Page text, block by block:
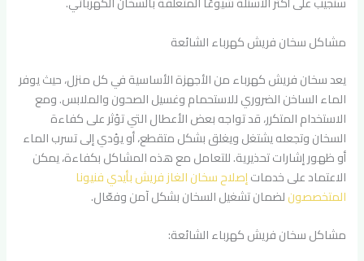
مشاكل سخان فريش كهرباء الشائعة
يعد سخان فريش كهرباء من الأجهزة الأساسية في كل منزل، حيث يوفر
الماء الساخن الضروري للاستحمام وغسيل الصحون والملابس. ومع
الاستخدام المتكرر، قد تواجه بعض الأعطال التي تؤثر على كفاءة
السخان وتجعله يشتغل ويغلق بشكل متقطع، أو يؤدي إلى تسرب الماء
أو ظهور إشارات تحذيرية. للتعامل مع هذه المشاكل بكفاءة، يمكن
الاعتماد على خدماتإصلاح سخان الغاز فريش بأيدي فنيونا
المتخصصونلضمان تشغيل السخان بشكل آمن وفعّال.
مشاكل سخان فريش كهرباء الشائعة: